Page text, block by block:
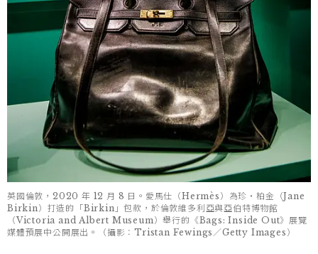
英國倫敦，2020 年 12 月 8 日。愛馬仕（Hermès）為珍・柏金（Jane
Birkin）打造的「Birkin」包款，於倫敦維多利亞與亞伯特博物館
（Victoria and Albert Museum）舉行的《Bags: Inside Out》展覽
媒體預展中公開展出。（攝影：Tristan Fewings／Getty Images）